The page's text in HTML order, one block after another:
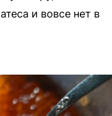
и вовсе нет в